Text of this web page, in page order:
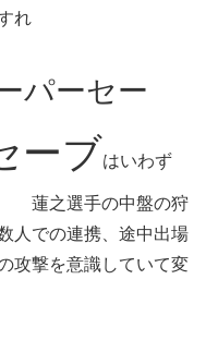
れ
パーセー
ーブはいわず
中盤の狩
人での連携、途中出場
攻撃を意識していて変